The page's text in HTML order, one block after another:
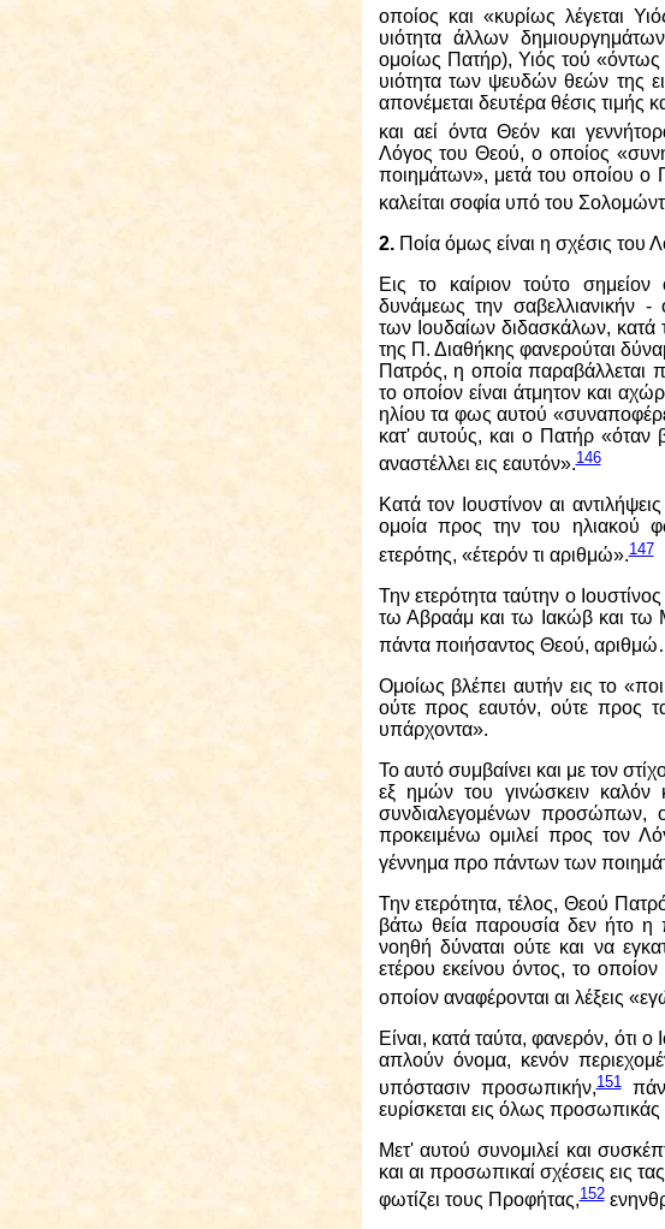
οποίος και «κυρίως λέγεται
υιότητα άλλων
ομοίως Πατήρ), Υιός τού «όντως
υιότητα των ψευδών θεών της
απονέμεται δευτέρα θέσις τιμής
και αεί όντα Θεόν και
Λόγος του Θεού, ο οποίος
ποιημάτων», μετά του οποίου ο
καλείται σοφία υπό του
2.Ποία όμως είναι η σχέσις του
Εις το καίριον τούτο
δυνάμεως την σαβελλιανικήν -
των Ιουδαίων διδασκάλων, κατά
της Π. Διαθήκης φανερούται
Πατρός, η οποία παραβάλλεται
το οποίον είναι άτμητον και
ηλίου τα φως αυτού
κατ' αυτούς, και ο Πατήρ «όταν
αναστέλλει εις εαυτόν».146
Κατά τον Ιουστίνον αι
ομοία προς την του ηλιακού
ετερότης, «έτερόν τι αριθμώ».147
Την ετερότητα ταύτην ο
τω Αβραάμ και τω Ιακώβ και τω
πάντα ποιήσαντος Θεού,
Ομοίως βλέπει αυτήν εις το
ούτε προς εαυτόν, ούτε προς
υπάρχοντα».
Το αυτό συμβαίνει και με τον
εξ ημών του γινώσκειν
συνδιαλεγομένων προσώπων,
προκειμένω ομιλεί προς τον
γέννημα προ πάντων των
Την ετερότητα, τέλος, Θεού
βάτω θεία παρουσία δεν ήτο
νοηθή δύναται ούτε και να
ετέρου εκείνου όντος, το
οποίον αναφέρονται αι λέξεις
Είναι, κατά ταύτα, φανερόν, ότι
απλούν όνομα, κενόν
υπόστασιν προσωπικήν,151
ευρίσκεται εις όλως προσωπικάς
Μετ' αυτού συνομιλεί και
και αι προσωπικαί σχέσεις εις
φωτίζει τους Προφήτας,152